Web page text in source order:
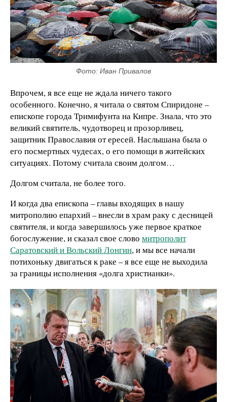
Фото: Иван Привалов
Впрочем, я все еще не ждала ничего такого
особенного. Конечно, я читала о святом Спиридоне –
епископе города Тримифунта на Кипре. Знала, что это
великий святитель, чудотворец и прозорливец,
защитник Православия от ересей. Наслышана была о
его посмертных чудесах, о его помощи в житейских
ситуациях. Потому считала своим долгом…
Долгом считала, не более того.
И когда два епископа – главы входящих в нашу
митрополию епархий – внесли в храм раку с десницей
святителя, и когда завершилось уже первое краткое
богослужение, и сказал свое слово митрополит
Саратовский и Вольский Лонгин, и мы все начали
потихоньку двигаться к раке – я все еще не выходила
за границы исполнения «долга христианки».